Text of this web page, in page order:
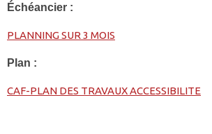
Échéancier :
PLANNING SUR 3 MOIS
Plan :
CAF-PLAN DES TRAVAUX ACCESSIBILITE